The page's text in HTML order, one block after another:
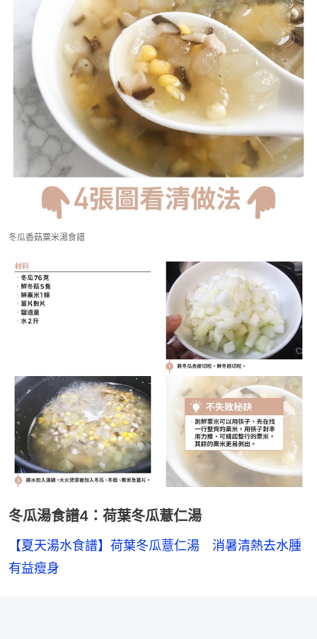
冬瓜香菇粟米湯食譜
冬瓜湯食譜4：荷葉冬瓜薏仁湯
【夏天湯水食譜】荷葉冬瓜薏仁湯　消暑清熱去水腫
有益瘦身